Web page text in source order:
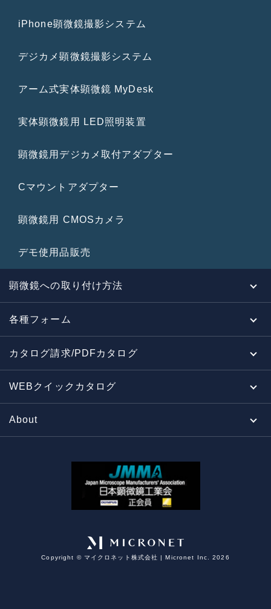
iPhone顕微鏡撮影システム
デジカメ顕微鏡撮影システム
アーム式実体顕微鏡 MyDesk
実体顕微鏡用 LED照明装置
顕微鏡用デジカメ取付アダプター
Cマウントアダプター
顕微鏡用 CMOSカメラ
デモ使用品販売
顕微鏡への取り付け方法
各種フォーム
カタログ請求/PDFカタログ
WEBクイックカタログ
About
Copyright ©︎ マイクロネット株式会社 | Micronet Inc. 2026